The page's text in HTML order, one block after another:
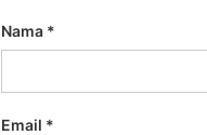
Nama *
Email *